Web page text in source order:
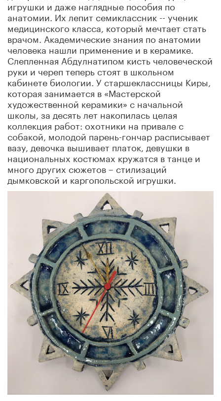
игрушки и даже наглядные пособия по
анатомии. Их лепит семиклассник -- ученик
медицинского класса, который мечтает стать
врачом. Академические знания по анатомии
человека нашли применение и в керамике.
Слепленная Абдулнатипом кисть человеческой
руки и череп теперь стоят в школьном
кабинете биологии. У старшеклассницы Киры,
которая занимается в «Мастерской
художественной керамики» с начальной
школы, за десять лет накопилась целая
коллекция работ: охотники на привале с
собакой, молодой парень-гончар расписывает
вазу, девочка вышивает платок, девушки в
национальных костюмах кружатся в танце и
много других сюжетов – стилизаций
дымковской и каргопольской игрушки.